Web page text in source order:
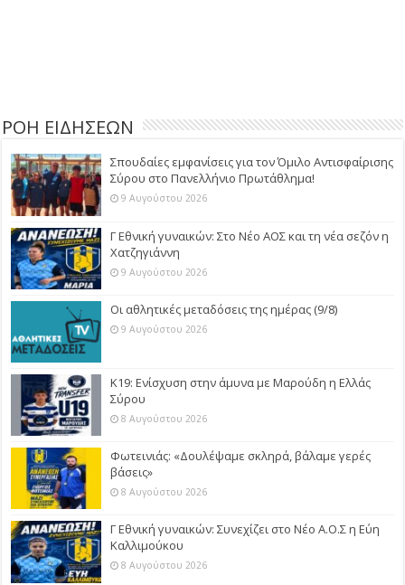
ΡΟΗ ΕΙΔΗΣΕΩΝ
Σπουδαίες εμφανίσεις για τον Όμιλο Αντισφαίρισης
Σύρου στο Πανελλήνιο Πρωτάθλημα!
9 Αυγούστου 2026
Γ Εθνική γυναικών: Στο Νέο ΑΟΣ και τη νέα σεζόν η
Χατζηγιάννη
9 Αυγούστου 2026
Οι αθλητικές μεταδόσεις της ημέρας (9/8)
9 Αυγούστου 2026
Κ19: Ενίσχυση στην άμυνα με Μαρούδη η Ελλάς
Σύρου
8 Αυγούστου 2026
Φωτεινιάς: «Δουλέψαμε σκληρά, βάλαμε γερές
βάσεις»
8 Αυγούστου 2026
Γ Εθνική γυναικών: Συνεχίζει στο Νέο Α.Ο.Σ η Εύη
Καλλιμούκου
8 Αυγούστου 2026